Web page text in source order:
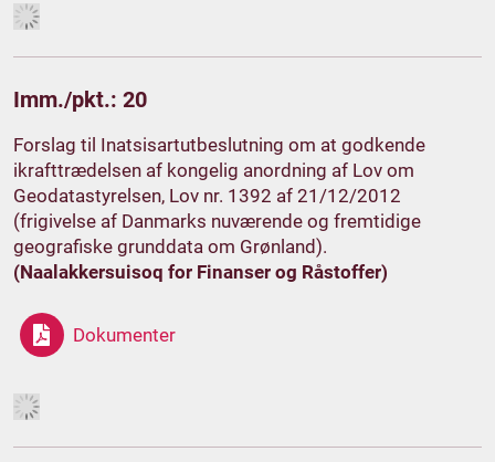
Imm./pkt.: 20
Forslag til Inatsisartutbeslutning om at godkende
ikrafttrædelsen af kongelig anordning af Lov om
Geodatastyrelsen, Lov nr. 1392 af 21/12/2012
(frigivelse af Danmarks nuværende og fremtidige
geografiske grunddata om Grønland).
(Naalakkersuisoq for Finanser og Råstoffer)
Dokumenter